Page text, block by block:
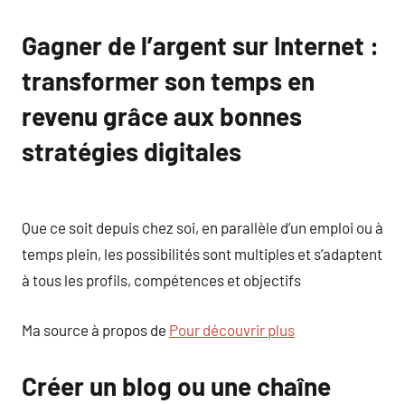
Gagner de l’argent sur Internet :
transformer son temps en
revenu grâce aux bonnes
stratégies digitales
Que ce soit depuis chez soi, en parallèle d’un emploi ou à
temps plein, les possibilités sont multiples et s’adaptent
à tous les profils, compétences et objectifs
Ma source à propos de Pour découvrir plus
Créer un blog ou une chaîne